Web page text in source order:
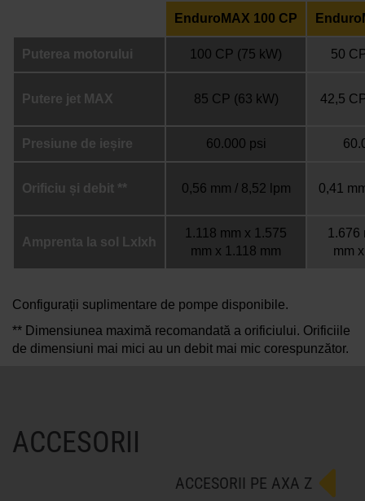
EnduroMAX 100 CP
Puterea motorului 100 CP (75 kW) 50
Putere jet MAX 85 CP (63 kW) 42,5
Presiune de ieșire 60.000 psi
Orificiu și debit ** 0,56 mm / 8,52 lpm 0,41
Amprenta la sol Lxlxh
1.118 mm x 1.575
mm x 1.118 mm
1.676
mm
Configurații suplimentare de pompe disponibile.
** Dimensiunea maximă recomandată a orificiului. Orificiile
de dimensiuni mai mici au un debit mai mic corespunzător.
ACCESORII
ACCESORII PE AXA Z